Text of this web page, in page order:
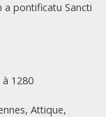
a pontificatu Sancti
1280
Attique,